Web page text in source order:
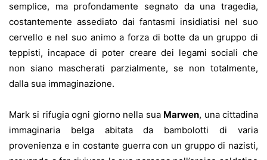
semplice, ma profondamente segnato da una tragedia,
costantemente assediato dai fantasmi insidiatisi nel suo
cervello e nel suo animo a forza di botte da un gruppo di
teppisti, incapace di poter creare dei legami sociali che
non siano mascherati parzialmente, se non totalmente,
dalla sua immaginazione.
Mark si rifugia ogni giorno nella sua Marwen, una cittadina
immaginaria belga abitata da bambolotti di varia
provenienza e in costante guerra con un gruppo di nazisti,